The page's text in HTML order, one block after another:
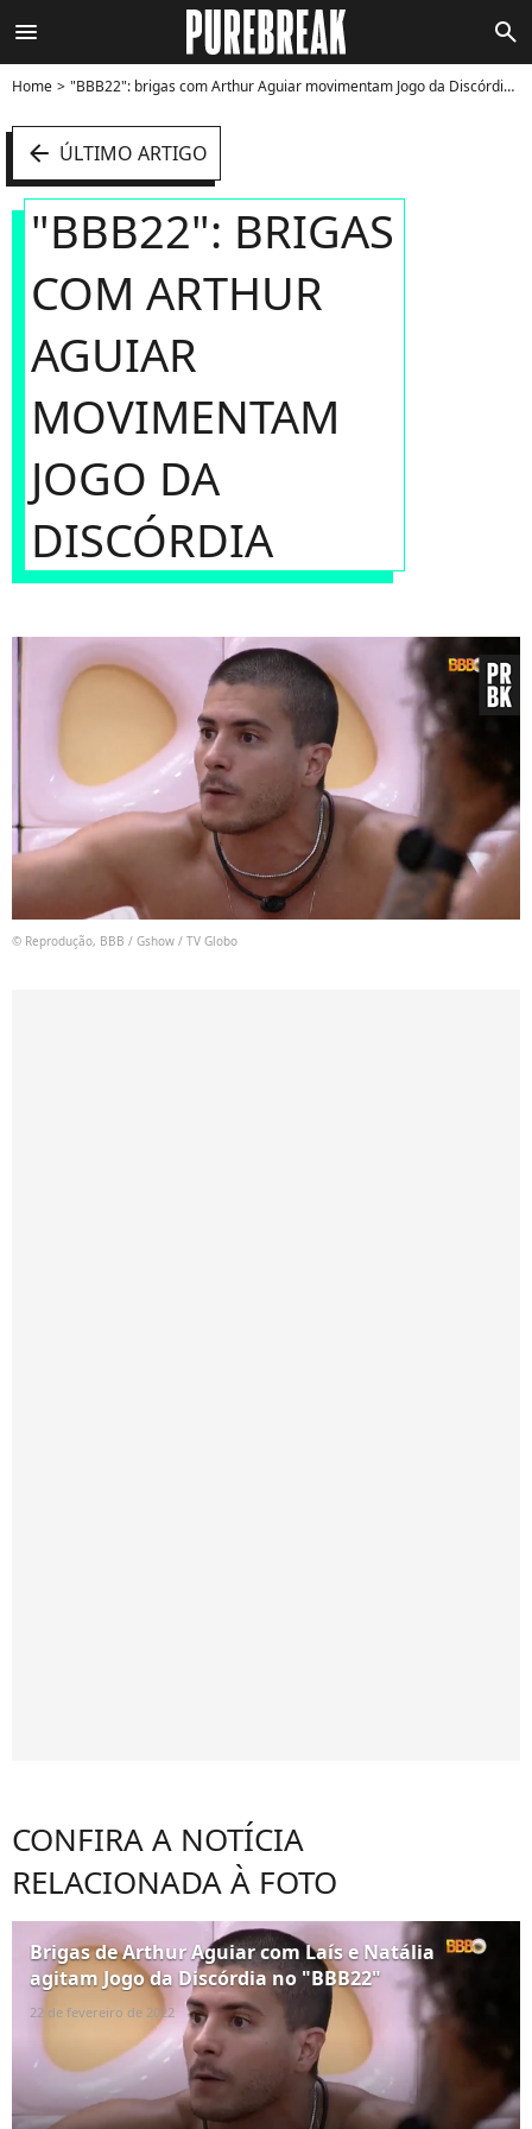
menu search
Home "BBB22": brigas com Arthur Aguiar movimentam Jogo da Discórdia - Foto
arrow_left ÚLTIMO ARTIGO
"BBB22": BRIGAS
COM ARTHUR
AGUIAR
MOVIMENTAM
JOGO DA
DISCÓRDIA
© Reprodução, BBB / Gshow / TV Globo
CONFIRA A NOTÍCIA
RELACIONADA À FOTO
Brigas de Arthur Aguiar com Laís e Natália
agitam Jogo da Discórdia no "BBB22"
22 de fevereiro de 2022